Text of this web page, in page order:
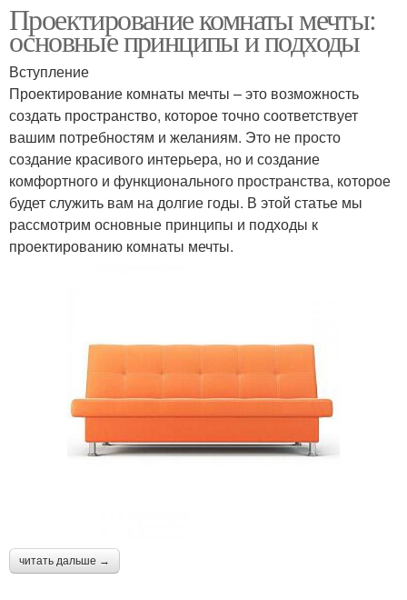
Проектирование комнаты мечты:
основные принципы и подходы
Вступление
Проектирование комнаты мечты – это возможность
создать пространство, которое точно соответствует
вашим потребностям и желаниям. Это не просто
создание красивого интерьера, но и создание
комфортного и функционального пространства, которое
будет служить вам на долгие годы. В этой статье мы
рассмотрим основные принципы и подходы к
проектированию комнаты мечты.
читать дальше →